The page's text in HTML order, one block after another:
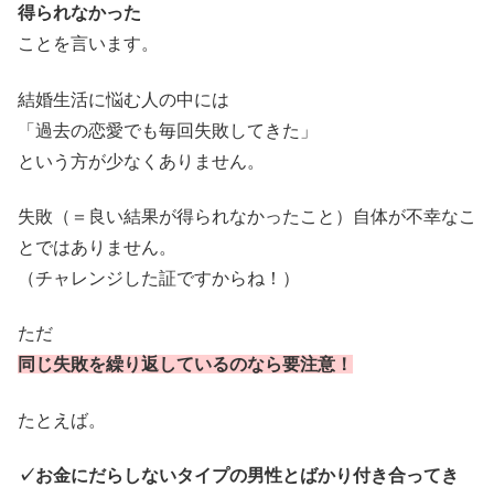
得られなかった
ことを言います。
結婚生活に悩む人の中には
「過去の恋愛でも毎回失敗してきた」
という方が少なくありません。
失敗（＝良い結果が得られなかったこと）自体が不幸なこ
とではありません。
（チャレンジした証ですからね！）
ただ
同じ失敗を繰り返しているのなら要注意 ！
たとえば。
✓お金にだらしないタイプの男性とばかり付き合ってき